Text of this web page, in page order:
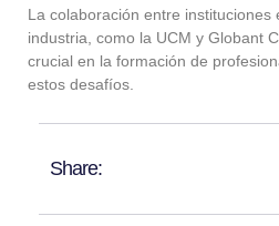
La colaboración entre instituciones
industria, como la UCM y Globant
crucial en la formación de
estos desafíos.
Share: